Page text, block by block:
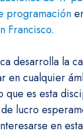
programación
Francisco.
desarrolla la
en cualquier
que es esta
lucro
en